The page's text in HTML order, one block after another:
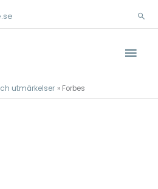
Sök
utmärkelser Forbes